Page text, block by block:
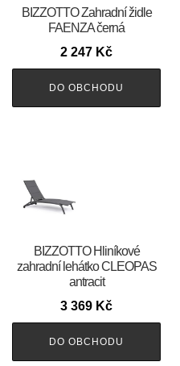
BIZZOTTO Zahradní židle
FAENZA černá
2 247 Kč
DO OBCHODU
BIZZOTTO Hliníkové
zahradní lehátko CLEOPAS
antracit
3 369 Kč
DO OBCHODU